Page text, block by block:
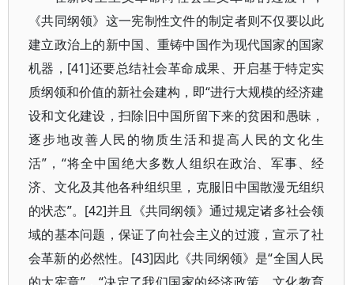
《共同纲领》这一宪制性文件的制定者则不仅要以此
建立政治上的新中国、重铸中国作为现代国家的国家
机器，[41]还要总结社会革命成果、开启基于特定实
质纲领和价值的新社会建构，即“进行大规模的经济建
设和文化建设，扫除旧中国所留下来的贫困和愚昧，
逐步地改善人民的物质生活和提高人民的文化生
活”，“将全中国绝大多数人组织在政治、军事、经
济、文化及其他各种组织里，克服旧中国散漫无组织
的状态”。[42]并且《共同纲领》通过规定诸多社会领
域的基本问题，保证了向社会主义的过渡，宣示了社
会革新的必然性。[43]因此《共同纲领》是“全国人民